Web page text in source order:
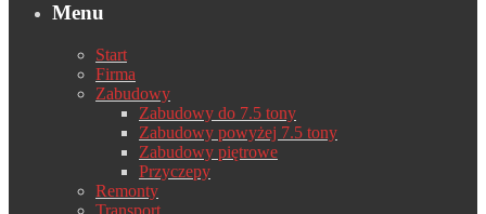
Menu
Start
Firma
Zabudowy
Zabudowy do 7.5 tony
Zabudowy powyżej 7.5 tony
Zabudowy piętrowe
Przyczepy
Remonty
Transport